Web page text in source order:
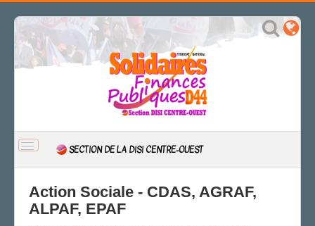
BASCULER
NAVIGATION
SECTION DE LA DISI CENTRE-OUEST
Action Sociale - CDAS, AGRAF,
ALPAF, EPAF